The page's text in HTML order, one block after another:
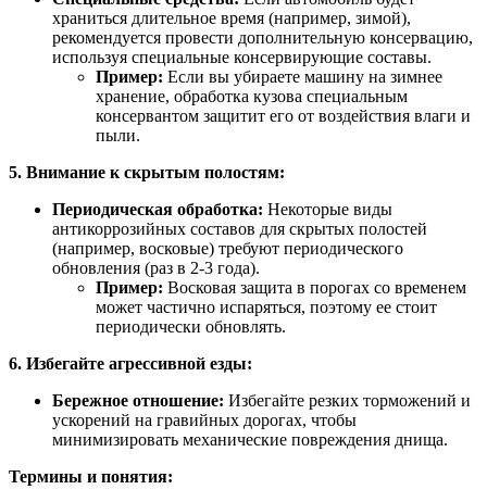
храниться длительное время (например, зимой),
рекомендуется провести дополнительную консервацию,
используя специальные консервирующие составы.
Пример: Если вы убираете машину на зимнее
хранение, обработка кузова специальным
консервантом защитит его от воздействия влаги и
пыли.
5. Внимание к скрытым полостям:
Периодическая обработка: Некоторые виды
антикоррозийных составов для скрытых полостей
(например, восковые) требуют периодического
обновления (раз в 2-3 года).
Пример: Восковая защита в порогах со временем
может частично испаряться, поэтому ее стоит
периодически обновлять.
6. Избегайте агрессивной езды:
Бережное отношение: Избегайте резких торможений и
ускорений на гравийных дорогах, чтобы
минимизировать механические повреждения днища.
Термины и понятия: